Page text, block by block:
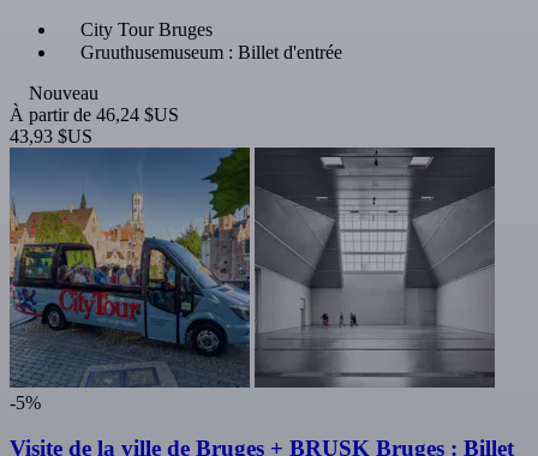
City Tour Bruges
Gruuthusemuseum : Billet d'entrée
Nouveau
À partir de 46,24 $US
43,93 $US
-5%
Visite de la ville de Bruges + BRUSK Bruges : Billet